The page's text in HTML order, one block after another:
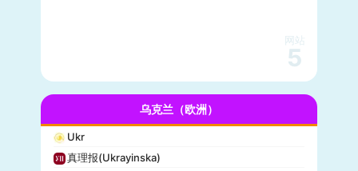
网站
5
乌克兰（欧洲）
Ukr
真理报(Ukrayinska)